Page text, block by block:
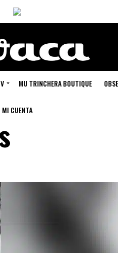
MU TRINCHERA BOUTIQUE
MI CUENTA